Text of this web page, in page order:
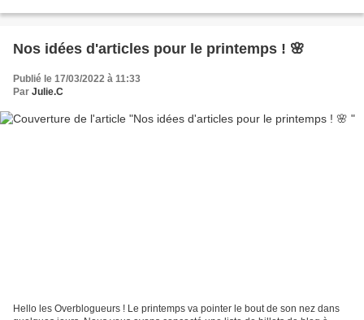
Nos idées d'articles pour le printemps ! 🌸
Publié le 17/03/2022 à 11:33
Par Julie.C
Hello les Overblogueurs ! Le printemps va pointer le bout de son nez dans